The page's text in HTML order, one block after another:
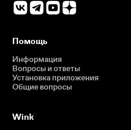
Помощь
Информация
Вопросы и ответы
Установка приложения
Общие вопросы
Wink